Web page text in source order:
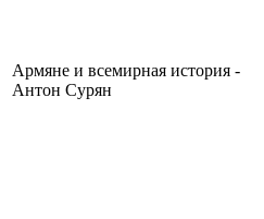
Армяне и всемирная история -
Антон Сурян